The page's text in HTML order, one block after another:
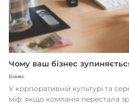
Чому ваш бізнес
Бізнес
У корпоративній культурі та
міф: якщо компанія перестала